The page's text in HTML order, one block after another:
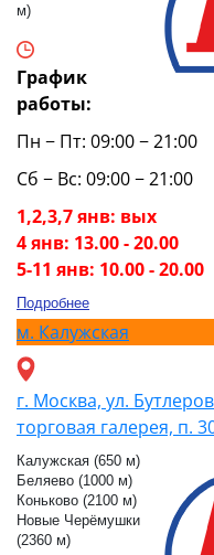
м)
График
работы:
Пн − Пт: 09:00 − 21:00
Сб − Вс: 09:00 − 21:00
1,2,3,7 янв: вых
4 янв: 13.00 - 20.00
5-11 янв: 10.00 - 20.00
Подробнее
м. Калужская
г. Москва, ул.
торговая галерея, п.
Калужская (650 м)
Беляево (1000 м)
Коньково (2100 м)
Новые Черёмушки
(2360 м)